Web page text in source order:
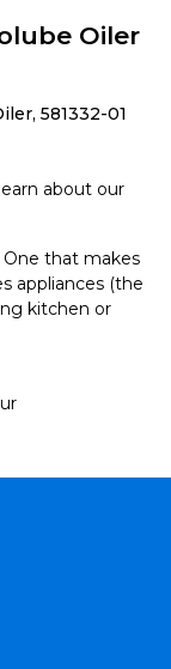
Oiler
581332-01
about our
that makes
appliances (the
kitchen or